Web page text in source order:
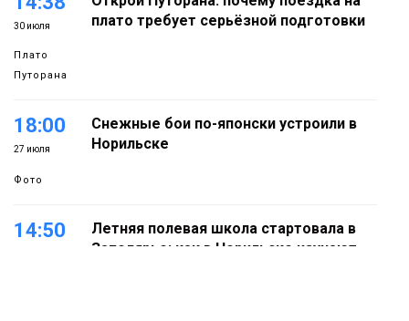
30 июля
Плато
Путорана
плато требует серьёзной подготовки
18:00
27 июля
Фото
Снежные бои по-японски устроили в
Норильске
14:50
Летняя полевая школа стартовала в
Заполярье: как в Норильске изучают